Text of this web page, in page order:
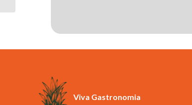
Viva Gastronomia